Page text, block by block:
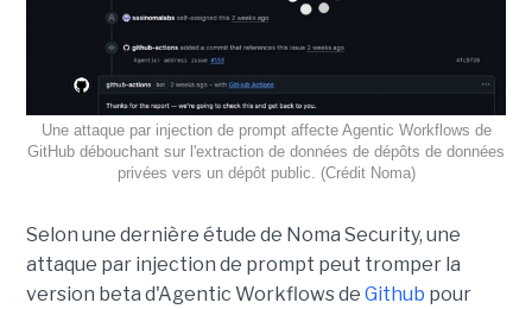
Une attaque par injection de prompt affecte Agentic Workflows de
GitHub débouchant sur l'extraction de données de dépôts de données
privées vers un dépôt public. (Crédit Noma)
Selon une dernière étude de Noma Security, une
attaque par injection de prompt peut tromper la
version beta d'Agentic Workflows de Github pour